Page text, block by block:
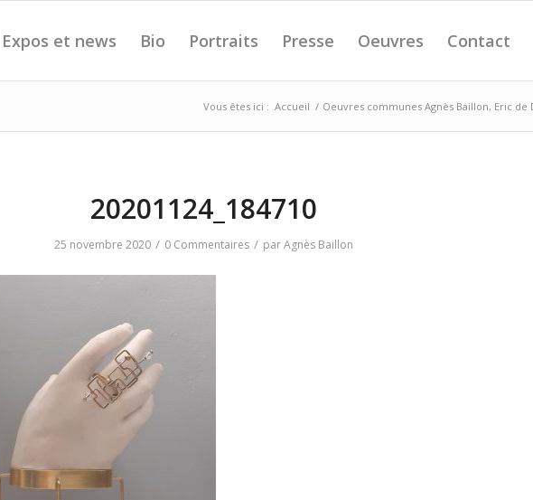
Expos et news Bio Portraits Presse Oeuvres Contact
Vous êtes ici : Accueil / Oeuvres communes Agnès Baillon, Eric de
20201124_184710
25 novembre 2020 / 0 Commentaires / parAgnès Baillon